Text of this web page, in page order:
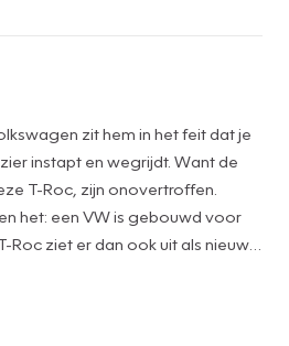
zit hem in het feit dat je
instapt en wegrijdt. Want de
T-Roc, zijn onovertroffen.
het: een VW is gebouwd voor
Roc ziet er dan ook uit als nieuw.
automatische transmissie is dit
kilometers. Koude start? Niet
Stevig ondersteund